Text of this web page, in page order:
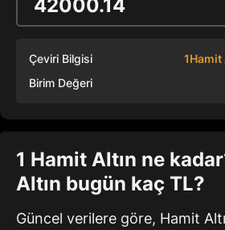
Çeviri Bilgisi
1Hamit
Birim Değeri
1 Hamit Altın ne
Altın bugün kaç TL?
Güncel verilere göre, Hamit